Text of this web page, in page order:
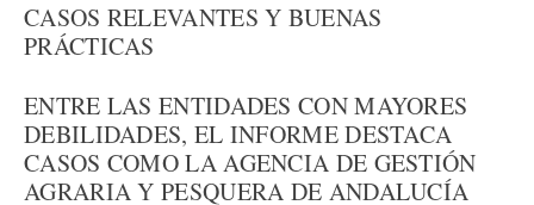
CASOS RELEVANTES Y BUENAS
PRÁCTICAS
ENTRE LAS ENTIDADES CON MAYORES
DEBILIDADES, EL INFORME DESTACA
CASOS COMO LA AGENCIA DE GESTIÓN
AGRARIA Y PESQUERA DE ANDALUCÍA